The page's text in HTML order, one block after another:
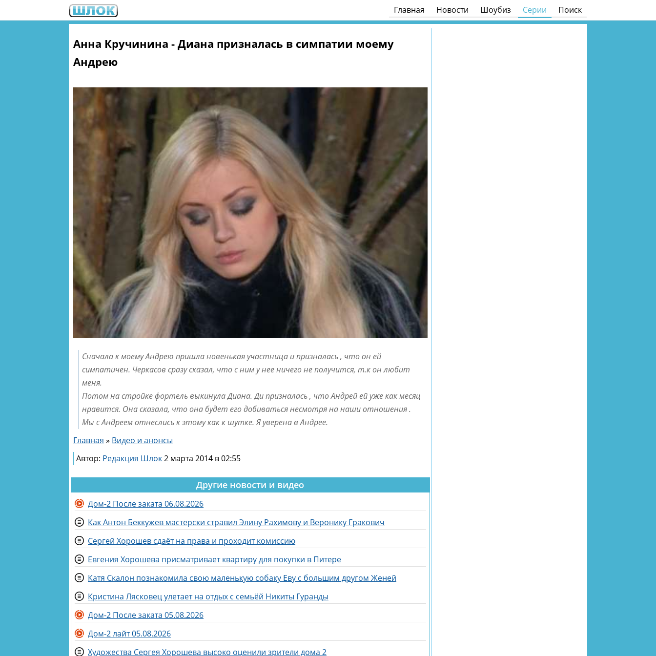
Главная Новости Шоубиз Серии Поиск
Анна Кручинина - Диана призналась в симпатии моему
Андрею
Сначала к моему Андрею пришла новенькая участница и призналась , что он ей
симпатичен. Черкасов сразу сказал, что с ним у нее ничего не получится, т.к он любит
меня.
Потом на стройке фортель выкинула Диана. Ди призналась , что Андрей ей уже как месяц
нравится. Она сказала, что она будет его добиваться несмотря на наши отношения .
Мы с Андреем отнеслись к этому как к шутке. Я уверена в Андрее.
Главная » Видео и анонсы
Автор: Редакция Шлок2 марта 2014 в 02:55
Другие новости и видео
Дом-2 После заката 06.08.2026
Как Антон Беккужев мастерски стравил Элину Рахимову и Веронику Гракович
Сергей Хорошев сдаёт на права и проходит комиссию
Евгения Хорошева присматривает квартиру для покупки в Питере
Катя Скалон познакомила свою маленькую собаку Еву с большим другом Женей
Кристина Лясковец улетает на отдых с семьёй Никиты Гуранды
Дом-2 После заката 05.08.2026
Дом-2 лайт 05.08.2026
Художества Сергея Хорошева высоко оценили зрители дома 2